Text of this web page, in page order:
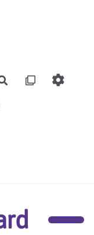
Rechercher